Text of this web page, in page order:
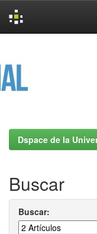
Dspace de la
Buscar
Buscar: